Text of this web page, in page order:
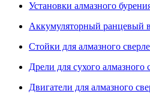
Установки алмазного
Аккумуляторный ранцевый
Стойки для алмазного
Дрели для сухого алмазного
Двигатели для алмазного